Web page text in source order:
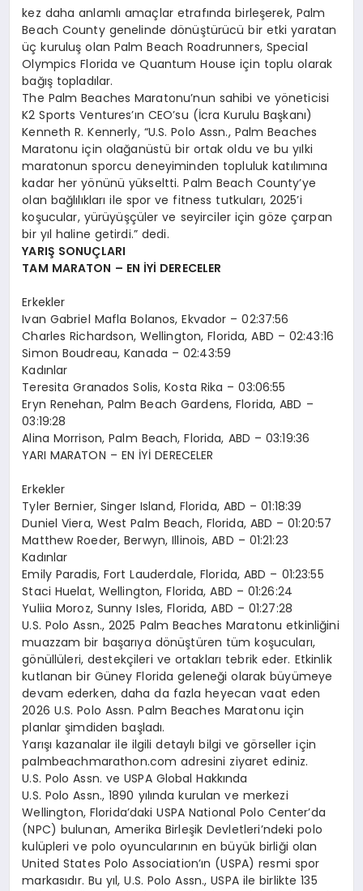
kez daha anlamlı amaçlar etrafında birleşerek, Palm
Beach County genelinde dönüştürücü bir etki yaratan
üç kuruluş olan Palm Beach Roadrunners, Special
Olympics Florida ve Quantum House için toplu olarak
bağış topladılar.
The Palm Beaches Maratonu’nun sahibi ve yöneticisi
K2 Sports Ventures’ın CEO’su (İcra Kurulu Başkanı)
Kenneth R. Kennerly, “U.S. Polo Assn., Palm Beaches
Maratonu için olağanüstü bir ortak oldu ve bu yılki
maratonun sporcu deneyiminden topluluk katılımına
kadar her yönünü yükseltti. Palm Beach County’ye
olan bağlılıkları ile spor ve fitness tutkuları, 2025’i
koşucular, yürüyüşçüler ve seyirciler için göze çarpan
bir yıl haline getirdi.” dedi.
YARIŞ SONUÇLARI
TAM MARATON – EN İYİ DERECELER
Erkekler
Ivan Gabriel Mafla Bolanos, Ekvador – 02:37:56
Charles Richardson, Wellington, Florida, ABD – 02:43:16
Simon Boudreau, Kanada – 02:43:59
Kadınlar
Teresita Granados Solis, Kosta Rika – 03:06:55
Eryn Renehan, Palm Beach Gardens, Florida, ABD –
03:19:28
Alina Morrison, Palm Beach, Florida, ABD – 03:19:36
YARI MARATON – EN İYİ DERECELER
Erkekler
Tyler Bernier, Singer Island, Florida, ABD – 01:18:39
Duniel Viera, West Palm Beach, Florida, ABD – 01:20:57
Matthew Roeder, Berwyn, Illinois, ABD – 01:21:23
Kadınlar
Emily Paradis, Fort Lauderdale, Florida, ABD – 01:23:55
Staci Huelat, Wellington, Florida, ABD – 01:26:24
Yuliia Moroz, Sunny Isles, Florida, ABD – 01:27:28
U.S. Polo Assn., 2025 Palm Beaches Maratonu etkinliğini
muazzam bir başarıya dönüştüren tüm koşucuları,
gönüllüleri, destekçileri ve ortakları tebrik eder. Etkinlik
kutlanan bir Güney Florida geleneği olarak büyümeye
devam ederken, daha da fazla heyecan vaat eden
2026 U.S. Polo Assn. Palm Beaches Maratonu için
planlar şimdiden başladı.
Yarışı kazanalar ile ilgili detaylı bilgi ve görseller için
palmbeachmarathon.com adresini ziyaret ediniz.
U.S. Polo Assn. ve USPA Global Hakkında
U.S. Polo Assn., 1890 yılında kurulan ve merkezi
Wellington, Florida’daki USPA National Polo Center’da
(NPC) bulunan, Amerika Birleşik Devletleri’ndeki polo
kulüpleri ve polo oyuncularının en büyük birliği olan
United States Polo Association’ın (USPA) resmi spor
markasıdır. Bu yıl, U.S. Polo Assn., USPA ile birlikte 135